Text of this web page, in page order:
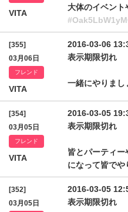
VITA
大体のイベン
[355]
03月06日
フレンド
VITA
2016-03-06
表示期限切れ
一緒にやりまし
[354]
03月05日
フレンド
VITA
2016-03-05
表示期限切れ
皆とパーティー
になって皆でや
[352]
03月05日
2016-03-05
表示期限切れ